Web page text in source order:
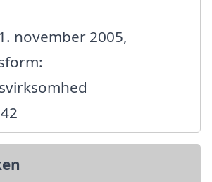
november 2005,